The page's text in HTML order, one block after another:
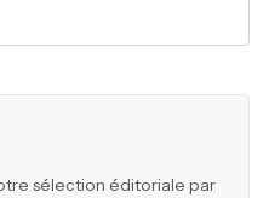
sélection éditoriale par